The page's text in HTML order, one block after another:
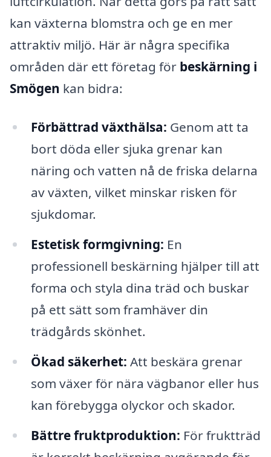
kan växterna blomstra och ge en mer
attraktiv miljö. Här är några specifika
områden där ett företag för beskärning i
Smögen kan bidra:
Förbättrad växthälsa: Genom att ta
bort döda eller sjuka grenar kan
näring och vatten nå de friska delarna
av växten, vilket minskar risken för
sjukdomar.
Estetisk formgivning: En
professionell beskärning hjälper till att
forma och styla dina träd och buskar
på ett sätt som framhäver din
trädgårds skönhet.
Ökad säkerhet: Att beskära grenar
som växer för nära vägbanor eller hus
kan förebygga olyckor och skador.
Bättre fruktproduktion: För fruktträd